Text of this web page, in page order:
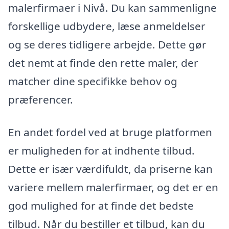
malerfirmaer i Nivå. Du kan sammenligne
forskellige udbydere, læse anmeldelser
og se deres tidligere arbejde. Dette gør
det nemt at finde den rette maler, der
matcher dine specifikke behov og
præferencer.
En andet fordel ved at bruge platformen
er muligheden for at indhente tilbud.
Dette er især værdifuldt, da priserne kan
variere mellem malerfirmaer, og det er en
god mulighed for at finde det bedste
tilbud. Når du bestiller et tilbud, kan du